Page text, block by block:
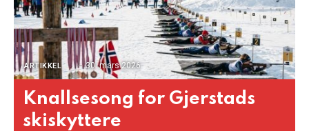
ARTIKKEL 30. mars 2026
Knallsesong for Gjerstads
skiskyttere